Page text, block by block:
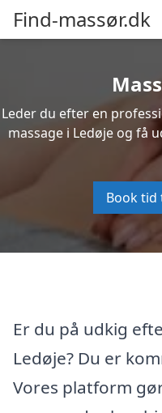
Find-massør.dk
Leder du efter en
massage i Ledøje og få
Book tid
Er du på udkig
Ledøje? Du er
Vores platform